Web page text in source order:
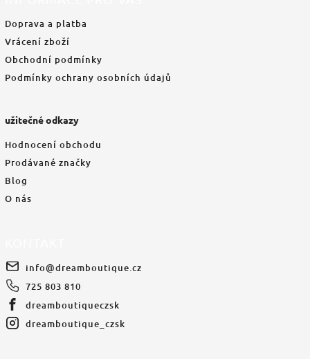
Doprava a platba
Vrácení zboží
Obchodní podmínky
Podmínky ochrany osobních údajů
užitečné odkazy
Hodnocení obchodu
Prodávané značky
Blog
O nás
info@dreamboutique.cz
725 803 810
dreamboutiqueczsk
dreamboutique_czsk